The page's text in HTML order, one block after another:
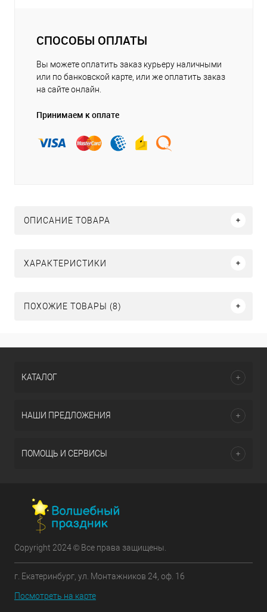
СПОСОБЫ ОПЛАТЫ
Вы можете оплатить заказ курьеру наличными
или по банковской карте, или же оплатить заказ
на сайте онлайн.
Принимаем к оплате
ОПИСАНИЕ ТОВАРА
ХАРАКТЕРИСТИКИ
ПОХОЖИЕ ТОВАРЫ (8)
КАТАЛОГ
НАШИ ПРЕДЛОЖЕНИЯ
ПОМОЩЬ И СЕРВИСЫ
Copyright 2024 © Все права защищены.
г. Екатеринбург, ул. Монтажников 24, оф. 16
Посмотреть на карте